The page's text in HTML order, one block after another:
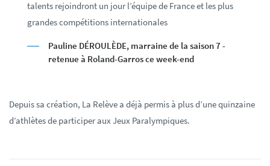
talents rejoindront un jour l’équipe de France et les plus
grandes compétitions internationales
Pauline DÉROULÈDE, marraine de la saison 7 -
retenue à Roland-Garros ce week-end
Depuis sa création, La Relève a déjà permis à plus d’une quinzaine
d’athlètes de participer aux Jeux Paralympiques.